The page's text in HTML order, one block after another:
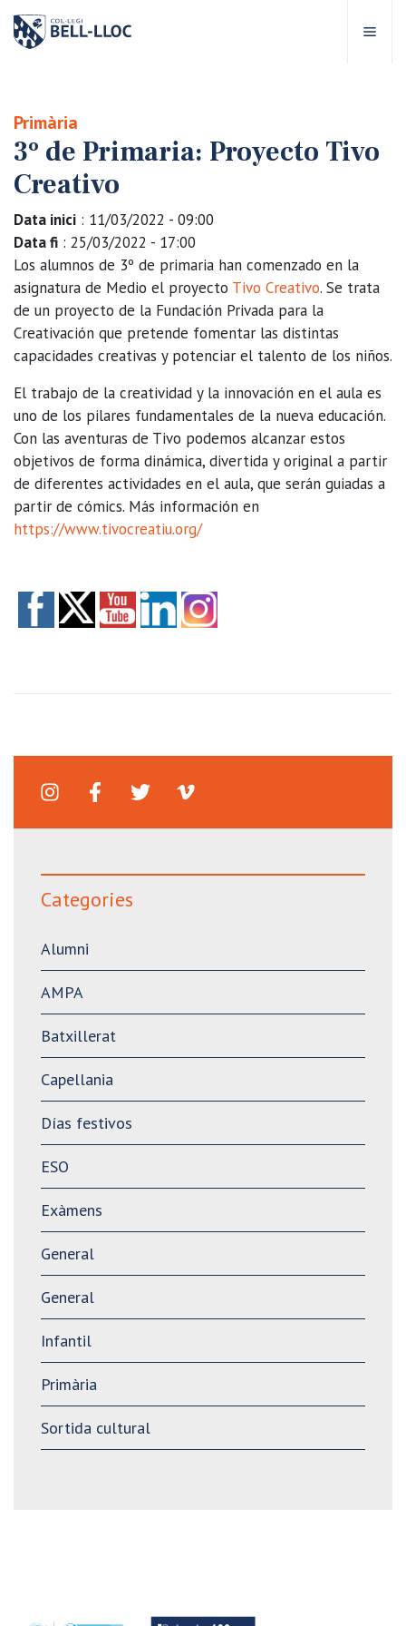
Bell-lloc
Educativo
educativas
Escolares
Bell-lloc
Primària
3º de Primaria: Proyecto Tivo
Creativo
Data inici : 11/03/2022 - 09:00
Data fi : 25/03/2022 - 17:00
Los alumnos de 3º de primaria han comenzado en la
asignatura de Medio el proyecto Tivo Creativo. Se trata
de un proyecto de la Fundación Privada para la
Creativación que pretende fomentar las distintas
capacidades creativas y potenciar el talento de los niños.
El trabajo de la creatividad y la innovación en el aula es
uno de los pilares fundamentales de la nueva educación.
Con las aventuras de Tivo podemos alcanzar estos
objetivos de forma dinámica, divertida y original a partir
de diferentes actividades en el aula, que serán guiadas a
partir de cómics. Más información en
https://www.tivocreatiu.org/
Categories
Alumni
AMPA
Batxillerat
Capellania
Días festivos
ESO
Exàmens
General
General
Infantil
Primària
Sortida cultural